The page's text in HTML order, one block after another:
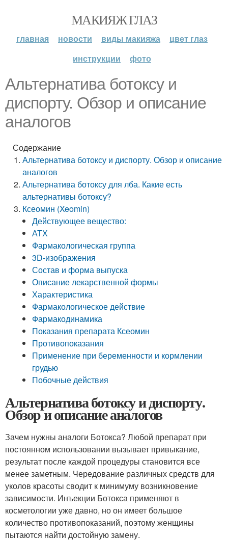
МАКИЯЖ ГЛАЗ
главная новости виды макияжа
цвет глаз
инструкции
фото
Альтернатива ботоксу и
диспорту. Обзор и описание
аналогов
Содержание
Альтернатива ботоксу и диспорту. Обзор и описание
аналогов
Альтернатива ботоксу для лба. Какие есть
альтернативы ботоксу?
Ксеомин (Xeomin)
Действующее вещество:
АТХ
Фармакологическая группа
3D-изображения
Состав и форма выпуска
Описание лекарственной формы
Характеристика
Фармакологическое действие
Фармакодинамика
Показания препарата Ксеомин
Противопоказания
Применение при беременности и кормлении
грудью
Побочные действия
Альтернатива ботоксу и диспорту.
Обзор и описание аналогов
Зачем нужны аналоги Ботокса? Любой препарат при
постоянном использовании вызывает привыкание,
результат после каждой процедуры становится все
менее заметным. Чередование различных средств для
уколов красоты сводит к минимуму возникновение
зависимости. Инъекции Ботокса применяют в
косметологии уже давно, но он имеет большое
количество противопоказаний, поэтому женщины
пытаются найти достойную замену.